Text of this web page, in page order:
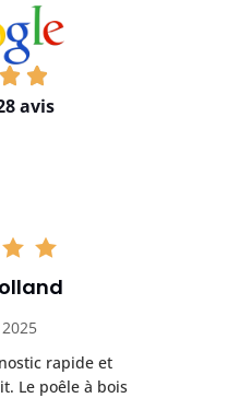
avis
rapide et
Le poêle à bois